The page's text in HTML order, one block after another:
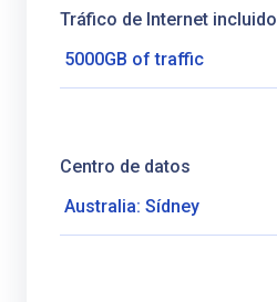
Tráfico de Internet incluido
Centro de datos